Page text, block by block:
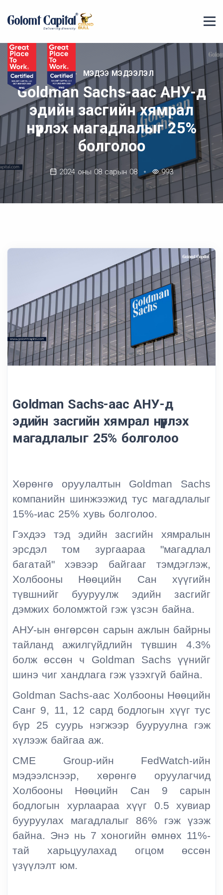
МЭДЭЭ МЭДЭЭЛЭЛ
Goldman Sachs-аас АНУ-д
эдийн засгийн хямрал
нүүрлэх магадлалыг 25%
болголоо
2024 оны 08 сарын 08 993
Goldman Sachs-аас АНУ-д
эдийн засгийн хямрал нүүрлэх
магадлалыг 25% болголоо
Хөрөнгө оруулалтын Goldman Sachs
компанийн шинжээжид тус магадлалыг
15%-иас 25% хувь болголоо.
Гэхдээ тэд эдийн засгийн хямралын
эрсдэл том зургаараа "магадлал
багатай" хэвээр байгааг тэмдэглэж,
Холбооны Нөөцийн Сан хүүгийн
түвшнийг бууруулж эдийн засгийг
дэмжих боломжтой гэж үзсэн байна.
АНУ-ын өнгөрсөн сарын ажлын байрны
тайланд ажилгүйдлийн түвшин 4.3%
болж өссөн ч Goldman Sachs үүнийг
шинэ чиг хандлага гэж үзэхгүй байна.
Goldman Sachs-аас Холбооны Нөөцийн
Санг 9, 11, 12 сард бодлогын хүүг тус
бүр 25 суурь нэгжээр бууруулна гэж
хүлээж байгаа аж.
CME Group-ийн FedWatch-ийн
мэдээлснээр, хөрөнгө оруулагчид
Холбооны Нөөцийн Сан 9 сарын
бодлогын хурлаараа хүүг 0.5 хувиар
бууруулах магадлалыг 86% гэж үзэж
байна. Энэ нь 7 хоногийн өмнөх 11%-
тай харьцуулахад огцом өссөн
үзүүлэлт юм.